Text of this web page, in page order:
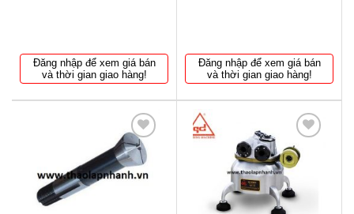
Đăng nhập để xem giá bán
và thời gian giao hàng!
Đăng nhập để xem giá bán
và thời gian giao hàng!
Thêm
wishlist
Thêm
wishlist